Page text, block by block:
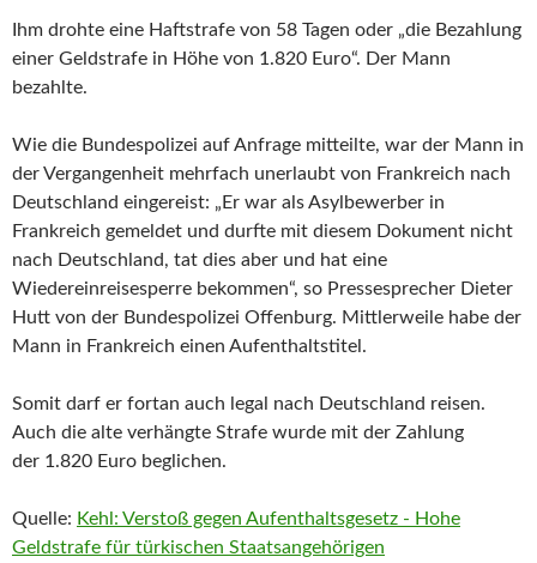
Ihm drohte eine Haftstrafe von 58 Tagen oder „die Bezahlung
einer Geldstrafe in Höhe von 1.820 Euro“. Der Mann
bezahlte.
Wie die Bundespolizei auf Anfrage mitteilte, war der Mann in
der Vergangenheit mehrfach unerlaubt von Frankreich nach
Deutschland eingereist: „Er war als Asylbewerber in
Frankreich gemeldet und durfte mit diesem Dokument nicht
nach Deutschland, tat dies aber und hat eine
Wiedereinreisesperre bekommen“, so Pressesprecher Dieter
Hutt von der Bundespolizei Offenburg. Mittlerweile habe der
Mann in Frankreich einen Aufenthaltstitel.
Somit darf er fortan auch legal nach Deutschland reisen.
Auch die alte verhängte Strafe wurde mit der Zahlung
der 1.820 Euro beglichen.
Quelle: Kehl: Verstoß gegen Aufenthaltsgesetz - Hohe
Geldstrafe für türkischen Staatsangehörigen